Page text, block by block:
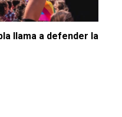
llama a defender la